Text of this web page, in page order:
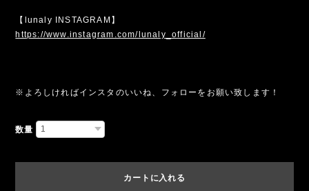
【lunaly INSTAGRAM】
https://www.instagram.com/lunaly_official/
※よろしければインスタのいいね、フォローをお願い致します！
数量
カートに入れる